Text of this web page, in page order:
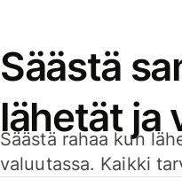
Säästä
lähetät ja
Säästä rahaa kun
valuutassa. Kaikki